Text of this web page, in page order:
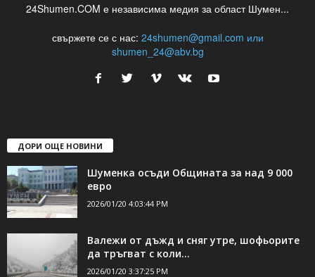
24Shumen.COM е независима медия за област Шумен...
свържете се с нас: 24shumen@gmail.com или
shumen_24@abv.bg
ДОРИ ОЩЕ НОВИНИ
Шуменка осъди Общината за над 9 000
евро
2026/01/20 4:03:44 PM
Валежи от дъжд и сняг утре, шофьорите
да тръгват с коли...
2026/01/20 3:37:25 PM